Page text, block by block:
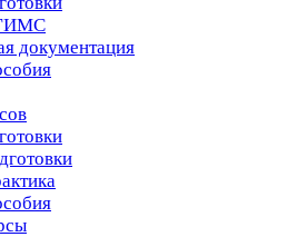
документация